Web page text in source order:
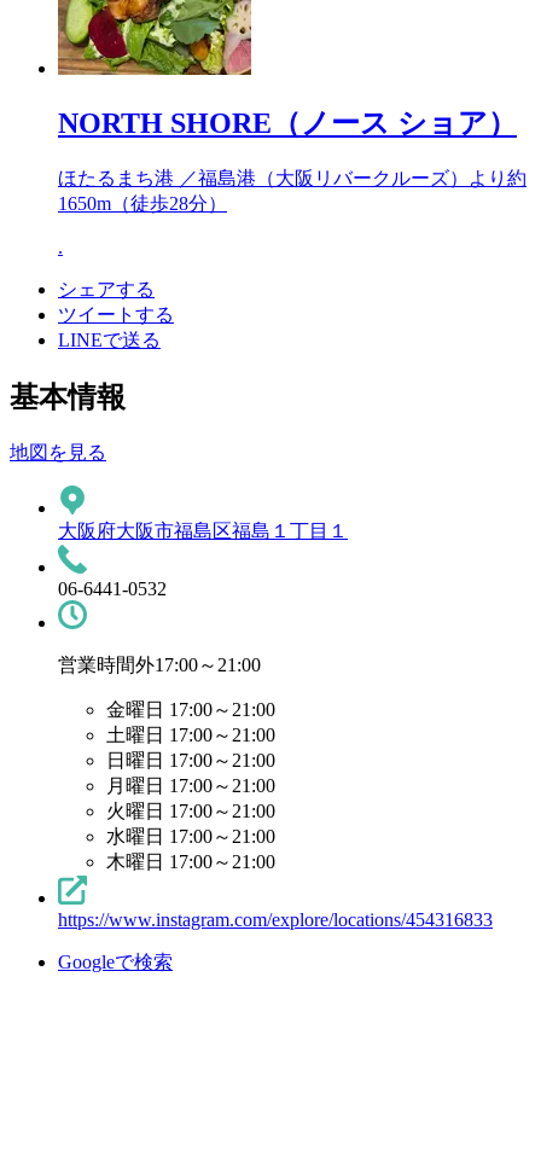
NORTH SHORE（ノース ショア）
ほたるまち港 ／福島港（大阪リバークルーズ）より約
1650m （徒歩28分）
.
シェアする
ツイートする
LINEで送る
基本情報
地図を見る
大阪府大阪市福島区福島１丁目１
06-6441-0532
営業時間外17:00～21:00
金曜日 17:00～21:00
土曜日 17:00～21:00
日曜日 17:00～21:00
月曜日 17:00～21:00
火曜日 17:00～21:00
水曜日 17:00～21:00
木曜日 17:00～21:00
https://www.instagram.com/explore/locations/454316833
Googleで検索